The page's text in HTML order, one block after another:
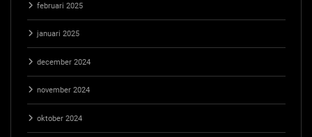
februari 2025
januari 2025
december 2024
november 2024
oktober 2024